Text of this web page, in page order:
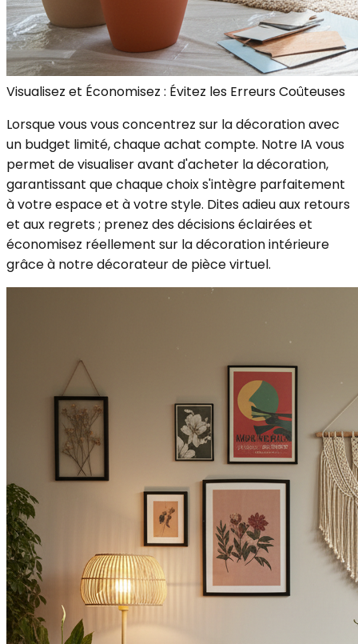
Visualisez et Économisez : Évitez les Erreurs Coûteuses
Lorsque vous vous concentrez sur la décoration avec
un budget limité, chaque achat compte. Notre IA vous
permet de visualiser avant d'acheter la décoration,
garantissant que chaque choix s'intègre parfaitement
à votre espace et à votre style. Dites adieu aux retours
et aux regrets ; prenez des décisions éclairées et
économisez réellement sur la décoration intérieure
grâce à notre décorateur de pièce virtuel.